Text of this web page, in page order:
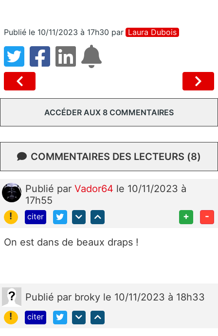
Publié le 10/11/2023 à 17h30 par Laura Dubois
ACCÉDER AUX 8 COMMENTAIRES
COMMENTAIRES DES LECTEURS (8)
Publié par Vador64 le 10/11/2023 à
17h55
!
citer + -
On est dans de beaux draps !
Publié par broky le 10/11/2023 à 18h33
!
citer